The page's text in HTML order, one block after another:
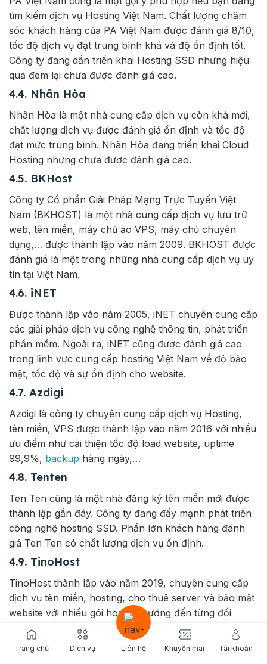
tìm kiếm dịch vụ Hosting Việt Nam. Chất lượng chăm
sóc khách hàng của PA Việt Nam được đánh giá 8/10,
tốc độ dịch vụ đạt trung bình khá và độ ổn định tốt.
Công ty đang dần triển khai Hosting SSD nhưng hiệu
quả đem lại chưa được đánh giá cao.
4.4. Nhân Hòa
Nhân Hòa là một nhà cung cấp dịch vụ còn khá mới,
chất lượng dịch vụ được đánh giá ổn định và tốc độ
đạt mức trung bình. Nhân Hòa đang triển khai Cloud
Hosting nhưng chưa được đánh giá cao.
4.5. BKHost
Công ty Cổ phần Giải Pháp Mạng Trực Tuyến Việt
Nam (BKHOST) là một nhà cung cấp dịch vụ lưu trữ
web, tên miền, máy chủ ảo VPS, máy chủ chuyên
dụng,… được thành lập vào năm 2009. BKHOST được
đánh giá là một trong những nhà cung cấp dịch vụ uy
tín tại Việt Nam.
4.6. iNET
Được thành lập vào năm 2005, iNET chuyên cung cấp
các giải pháp dịch vụ công nghệ thông tin, phát triển
phần mềm. Ngoài ra, iNET cũng được đánh giá cao
trong lĩnh vực cung cấp hosting Việt Nam về độ bảo
mật, tốc độ và sự ổn định cho website.
4.7. Azdigi
Azdigi là công ty chuyên cung cấp dịch vụ Hosting,
tên miền, VPS được thành lập vào năm 2016 với nhiều
ưu điểm như cải thiện tốc độ load website, uptime
99,9%, backup hàng ngày,…
4.8. Tenten
Ten Ten cũng là một nhà đăng ký tên miền mới được
thành lập gần đây. Công ty đang đẩy mạnh phát triển
công nghệ hosting SSD. Phần lớn khách hàng đánh
giá Ten Ten có chất lượng dịch vụ ổn định.
4.9. TinoHost
TinoHost thành lập vào năm 2019, chuyên cung cấp
dịch vụ tên miền, hosting, cho thuê server và bảo mật
website với nhiều gói hosting hướng đến từng đối
tượng khách hàng có mức ngân sách khác nhau.
4.10. 123Host
Trang chủ Dịch vụ Liên hệ Khuyến mãi Tài khoản